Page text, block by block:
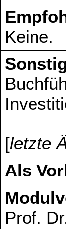
Keine.
[letzte
Als
Prof.